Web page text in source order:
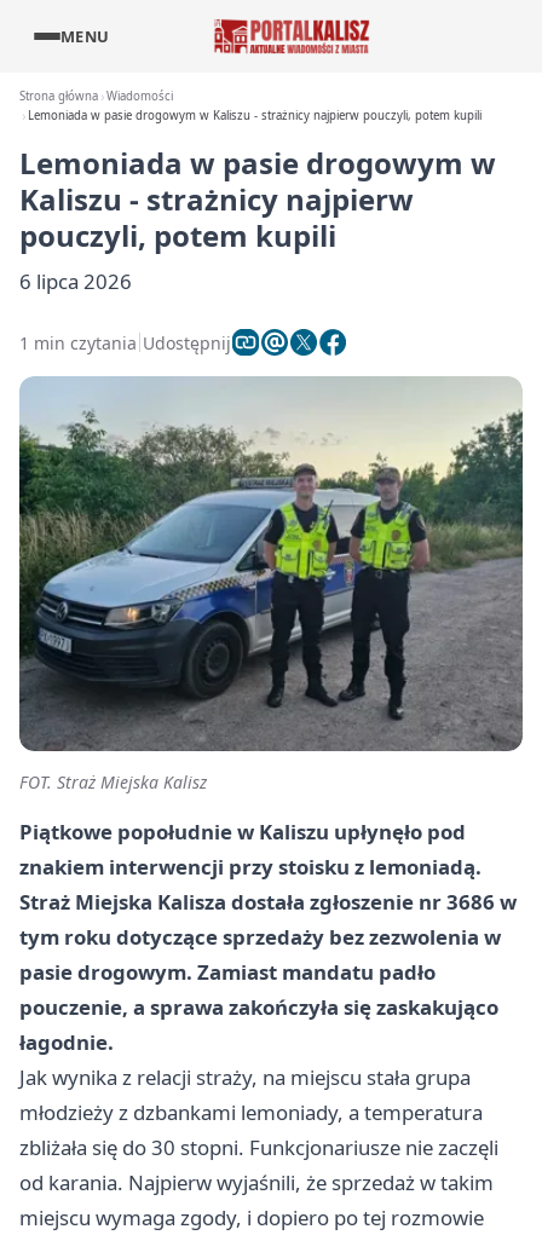
MENU
Strona główna Wiadomości
Lemoniada w pasie drogowym w Kaliszu - strażnicy najpierw pouczyli, potem kupili
Lemoniada w pasie drogowym w
Kaliszu - strażnicy najpierw
pouczyli, potem kupili
6 lipca 2026
1 min czytania Udostępnij
FOT. Straż Miejska Kalisz
Piątkowe popołudnie w Kaliszu upłynęło pod
znakiem interwencji przy stoisku z lemoniadą.
Straż Miejska Kalisza dostała zgłoszenie nr 3686 w
tym roku dotyczące sprzedaży bez zezwolenia w
pasie drogowym. Zamiast mandatu padło
pouczenie, a sprawa zakończyła się zaskakująco
łagodnie.
Jak wynika z relacji straży, na miejscu stała grupa
młodzieży z dzbankami lemoniady, a temperatura
zbliżała się do 30 stopni. Funkcjonariusze nie zaczęli
od karania. Najpierw wyjaśnili, że sprzedaż w takim
miejscu wymaga zgody, i dopiero po tej rozmowie